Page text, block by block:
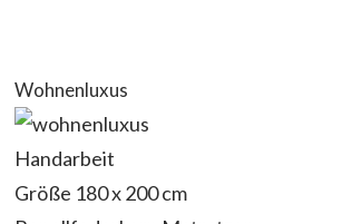
Wohnenluxus
Handarbeit
Größe 180 x 200 cm